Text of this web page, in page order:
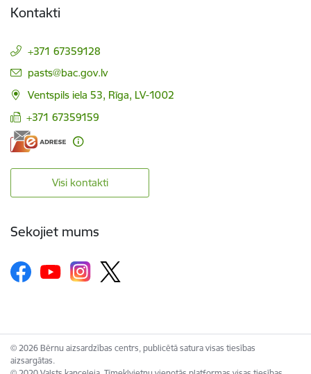
Kontakti
+371 67359128
E-pasts:
pasts@bac.gov.lv
Ventspils iela 53, Rīga, LV-1002
+371 67359159
Visi kontakti
Sekojiet mums
© 2026 Bērnu aizsardzības centrs, publicētā satura visas tiesības
aizsargātas.